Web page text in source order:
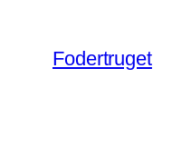
indhold
Fodertruget